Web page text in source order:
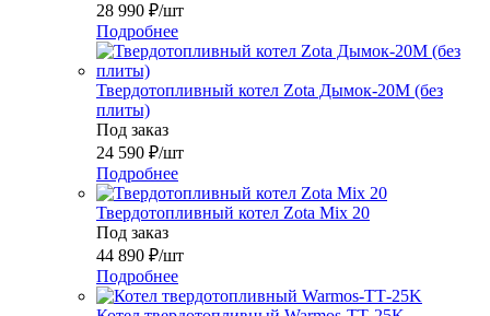
28 990 ₽/шт
Подробнее
Твердотопливный котел Zota Дымок-20М (без
плиты)
Под заказ
24 590 ₽/шт
Подробнее
Твердотопливный котел Zota Mix 20
Под заказ
44 890 ₽/шт
Подробнее